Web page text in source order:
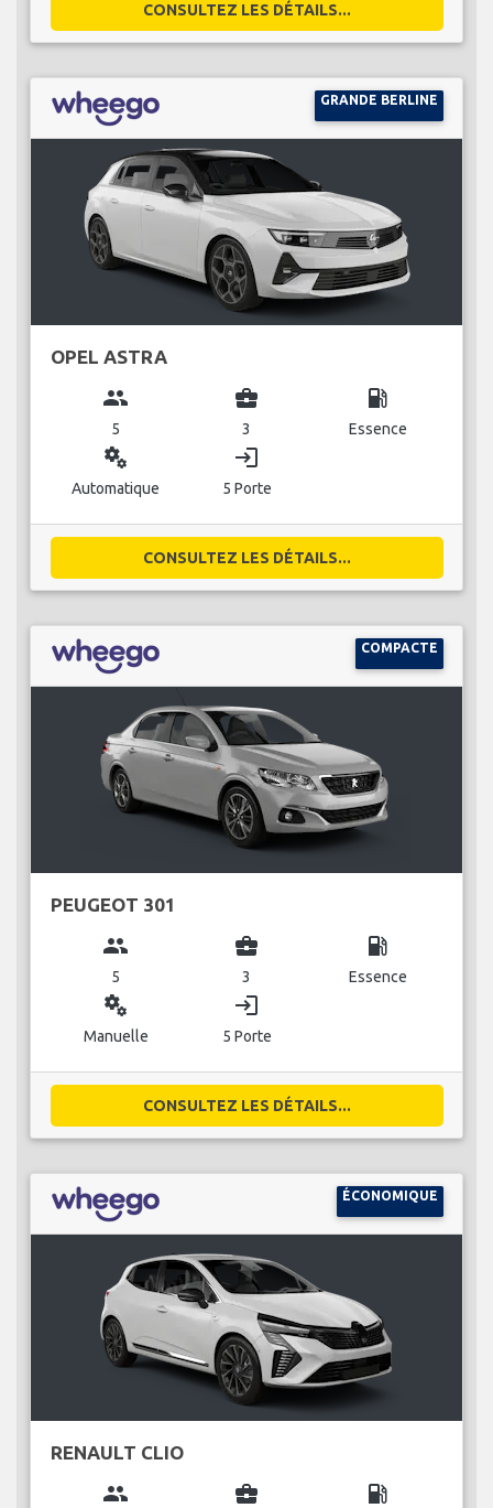
CONSULTEZ LES DÉTAILS...
GRANDE BERLINE
OPEL ASTRA
group
5
business_center
3
local_gas_station
Essence
miscellaneous_services
Automatique
login
5 Porte
CONSULTEZ LES DÉTAILS...
COMPACTE
PEUGEOT 301
group
5
business_center
3
local_gas_station
Essence
miscellaneous_services
Manuelle
login
5 Porte
CONSULTEZ LES DÉTAILS...
ÉCONOMIQUE
RENAULT CLIO
group business_center local_gas_station